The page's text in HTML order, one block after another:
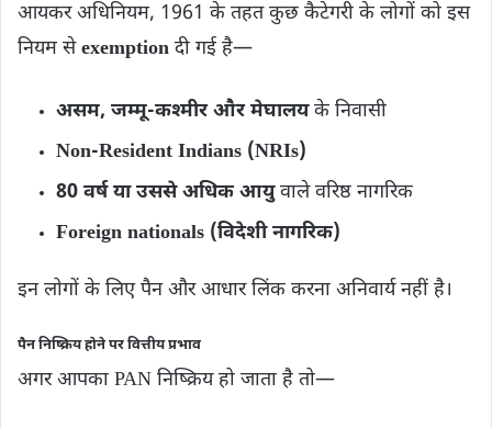
आयकर अधिनियम, 1961 के तहत कुछ कैटेगरी के लोगों को इस
नियम सेexemption दी गई है—
असम, जम्मू-कश्मीर और मेघालयके निवासी
Non-Resident Indians (NRIs)
80 वर्ष या उससे अधिक आयुवाले वरिष्ठ नागरिक
Foreign nationals (विदेशी नागरिक)
इन लोगों के लिए पैन और आधार लिंक करना अनिवार्य नहीं है।
पैन निष्क्रिय होने पर वित्तीय प्रभाव
अगर आपका PAN निष्क्रिय हो जाता है तो—